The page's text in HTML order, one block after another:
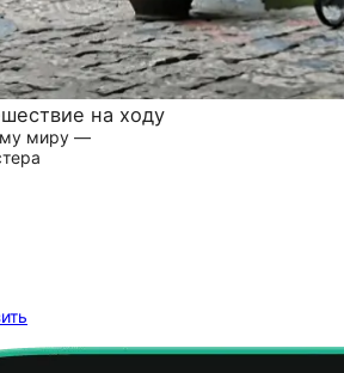
на ходу
миру —